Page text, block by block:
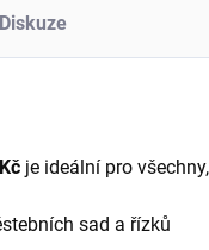
Diskuze
je ideální pro všechny,
sad a řízků